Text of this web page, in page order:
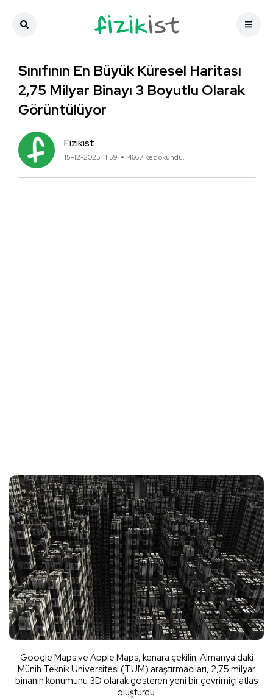
Sınıfının En Büyük Küresel Haritası
2,75 Milyar Binayı 3 Boyutlu Olarak
Görüntülüyor
Fizikist
15-12-2025 11:59 4667 kez okundu.
Google Maps ve Apple Maps, kenara çekilin. Almanya'daki
Münih Teknik Üniversitesi (TUM) araştırmacıları, 2,75 milyar
binanın konumunu 3D olarak gösteren yeni bir çevrimiçi atlas
oluşturdu.